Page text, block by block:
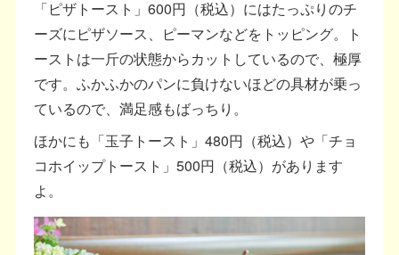
「ピザトースト」600円（税込）にはたっぷりのチ
ーズにピザソース、ピーマンなどをトッピング。ト
ーストは一斤の状態からカットしているので、極厚
です。ふかふかのパンに負けないほどの具材が乗っ
ているので、満足感もばっちり。
ほかにも「玉子トースト」480円（税込）や「チョ
コホイップトースト」500円（税込）があります
よ。